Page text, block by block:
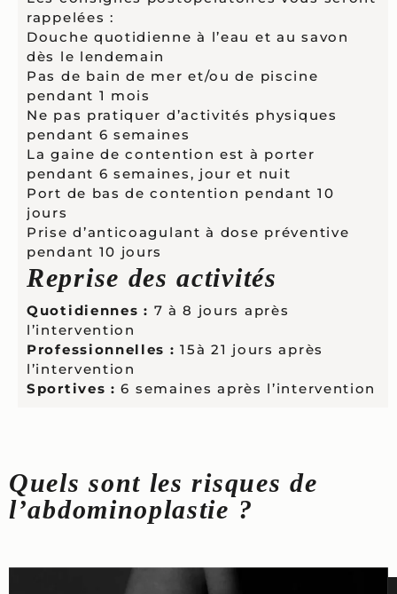
rappelées :
Douche quotidienne à l’eau et au savon
dès le lendemain
Pas de bain de mer et/ou de piscine
pendant 1 mois
Ne pas pratiquer d’activités physiques
pendant 6 semaines
La gaine de contention est à porter
pendant 6 semaines, jour et nuit
Port de bas de contention pendant 10
jours
Prise d’anticoagulant à dose préventive
pendant 10 jours
Reprise des activités
Quotidiennes : 7 à 8 jours après
l’intervention
Professionnelles :15à 21 jours après
l’intervention
Sportives : 6 semaines après l’intervention
Quels sont les risques de
l’abdominoplastie ?